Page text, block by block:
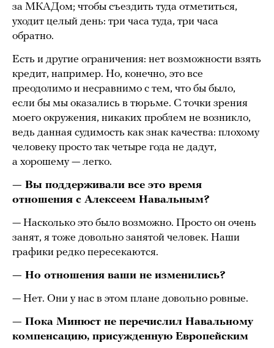
за МКАДом; чтобы съездить туда отметиться,
уходит целый день: три часа туда, три часа
обратно.
Есть и другие ограничения: нет возможности взять
кредит, например. Но, конечно, это все
преодолимо и несравнимо с тем, что бы было,
если бы мы оказались в тюрьме. С точки зрения
моего окружения, никаких проблем не возникло,
ведь данная судимость как знак качества: плохому
человеку просто так четыре года не дадут,
а хорошему — легко.
— Вы поддерживали все это время
отношения с Алексеем Навальным?
— Насколько это было возможно. Просто он очень
занят, я тоже довольно занятой человек. Наши
графики редко пересекаются.
— Но отношения ваши не изменились?
— Нет. Они у нас в этом плане довольно ровные.
— Пока Минюст не перечислил Навальному
компенсацию, присужденную Европейским